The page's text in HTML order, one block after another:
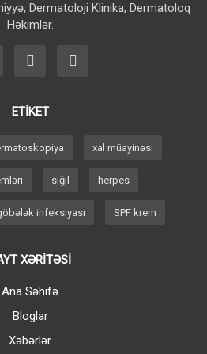
Dermatoloji Klinika, Dermatoloq
Həkimlər.
ETİKET
xal müayinəsi
siğil herpes
infeksiyası SPF krem
XƏRİTƏSİ
Ana Səhifə
Bloglar
Xəbərlər